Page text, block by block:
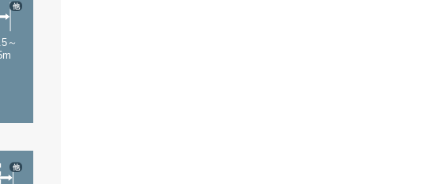
～
他
他